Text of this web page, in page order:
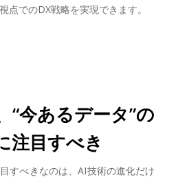
点でのDX戦略を実現できます。
“今あるデータ”の
注目すべき
すべきなのは、AI技術の進化だけ